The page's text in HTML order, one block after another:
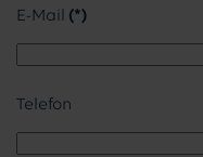
E-Mail (*)
Telefon